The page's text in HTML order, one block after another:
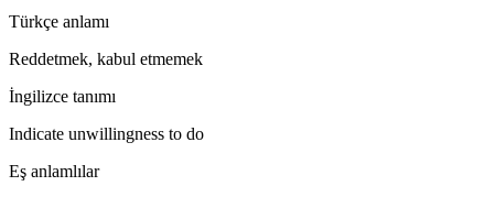
Türkçe anlamı
Reddetmek, kabul etmemek
İngilizce tanımı
Indicate unwillingness to do
Eş anlamlılar